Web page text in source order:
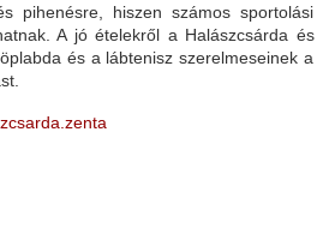
pihenésre, hiszen számos
A jó ételekről a Halászcsárda
és a lábtenisz szerelmeseinek